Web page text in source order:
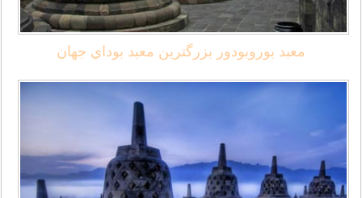
معبد بوروبودور بزرگترين معبد بوداي جهان